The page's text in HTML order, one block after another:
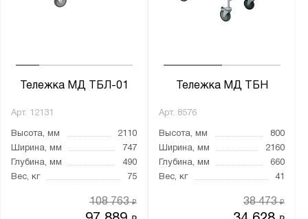
Тележка МД ТБЛ-01
Арт. 12131
Высота, мм
2110
Ширина, мм
747
Глубина, мм
490
Вес, кг
75
108 763₽
Тележка МД ТБН
Арт. 8576
Высота, мм
800
Ширина, мм
2160
Глубина, мм
660
Вес, кг
41
38 473₽
Тип покрытия поверхности:
порошковое
Цвет:
Агатовый серый (RAL 7038)
Транспортный белый (RAL 9016)